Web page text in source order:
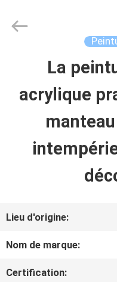
APERÇU
VIDÉOS
PROPOS
Meklon
Reserved.
La
acrylique
Lieu d'origine:
Nom de marque:
Certification: